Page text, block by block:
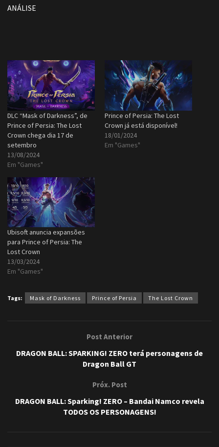
ANÁLISE
DLC “Mask of Darkness”, de
Prince of Persia: The Lost
Crown chega dia 17 de
setembro
13/08/2024
Em "Games"
Prince of Persia: The Lost
Crown já está disponível!
18/01/2024
Em "Games"
Ubisoft anuncia expansões
para Prince of Persia: The
Lost Crown
13/03/2024
Em "Games"
Tags: Mask of Darkness Prince of Persia The Lost Crown
Post Anterior
DRAGON BALL: SPARKING! ZERO terá personagens de
Dragon Ball GT
Próx. Post
DRAGON BALL: Sparking! ZERO – Bandai Namco revela
TODOS OS PERSONAGENS!